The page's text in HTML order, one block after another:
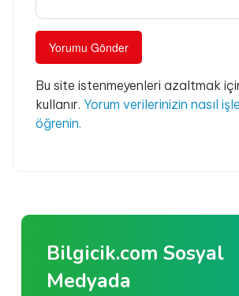
Bu site istenmeyenleri azaltmak
kullanır. Yorum verilerinizin nasıl
öğrenin.
Bilgicik.com Sosyal
Medyada